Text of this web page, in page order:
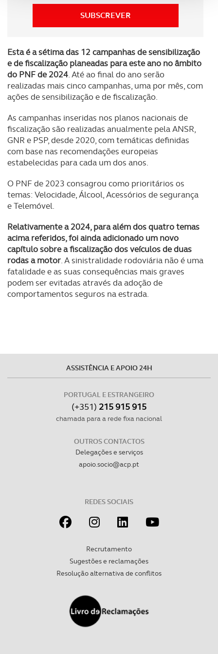
O ACP garantirá que as transferências internacionais de
dados pessoais serão realizadas apenas com o seu
consentimento e quando tal se afigure estritamente
Realçamos que o bloqueio de certo tipo de Cookies e
tecnologias similares pode ter impacto na sua
experiência de navegação no Website e nos serviços
disponibilizados.
Consulte a política de cookies do site.
SUBSCREVER
Esta é a sétima das 12 campanhas de sensibilização
e de fiscalização planeadas para este ano no âmbito
do PNF de 2024. Até ao final do ano serão
realizadas mais cinco campanhas, uma por mês, com
ações de sensibilização e de fiscalização.
As campanhas inseridas nos planos nacionais de
fiscalização são realizadas anualmente pela ANSR,
GNR e PSP, desde 2020, com temáticas definidas
com base nas recomendações europeias
estabelecidas para cada um dos anos.
O PNF de 2023 consagrou como prioritários os
temas: Velocidade, Álcool, Acessórios de segurança
e Telemóvel.
Relativamente a 2024, para além dos quatro temas
acima referidos, foi ainda adicionado um novo
capítulo sobre a fiscalização dos veículos de duas
rodas a motor. A sinistralidade rodoviária não é uma
fatalidade e as suas consequências mais graves
podem ser evitadas através da adoção de
comportamentos seguros na estrada.
ASSISTÊNCIA E APOIO 24H
PORTUGAL E ESTRANGEIRO
(+351) 215 915 915
chamada para a rede fixa nacional
OUTROS CONTACTOS
Delegações e serviços
apoio.socio@acp.pt
REDES SOCIAIS
Recrutamento
Sugestões e reclamações
Resolução alternativa de conflitos